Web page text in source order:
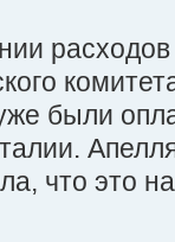
были
что это